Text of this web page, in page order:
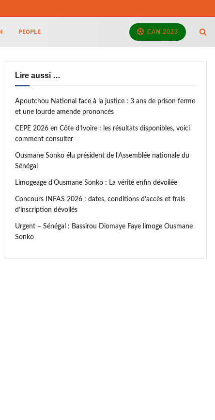
PEOPLE CAN 2023
Lire aussi …
Apoutchou National face à la justice : 3 ans de prison ferme
et une lourde amende prononcés
CEPE 2026 en Côte d’Ivoire : les résultats disponibles, voici
comment consulter
Ousmane Sonko élu président de l’Assemblée nationale du
Sénégal
Limogeage d’Ousmane Sonko : La vérité enfin dévoilée
Concours INFAS 2026 : dates, conditions d’accès et frais
d’inscription dévoilés
Urgent – Sénégal : Bassirou Diomaye Faye limoge Ousmane
Sonko